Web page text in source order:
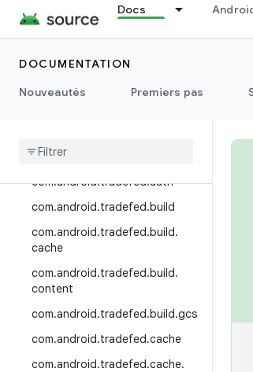
Docs
DOCUMENTATION
Nouveautés
Premiers pas
com.android.ddmlib
com.android.ddmlib.testrunner
com.android.ddmlib.utils
com.android.incfs.install
com.android
com.android.tradefed.auth
com.android.tradefed.build
com.android.tradefed.build.
cache
com.android.tradefed.build.
content
com.android.tradefed.build.gcs
com.android.tradefed.cache
com.android.tradefed.cache.